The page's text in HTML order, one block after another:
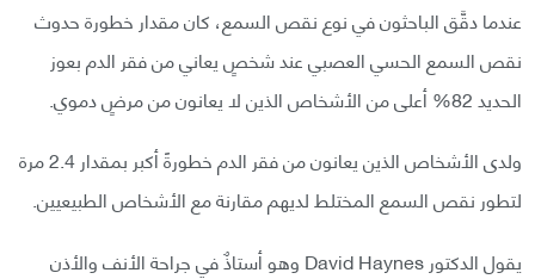
عندما دقَّق الباحثون في نوع نقص السمع، كان مقدار خطورة حدوث
نقص السمع الحسي العصبي عند شخصٍ يعاني من فقر الدم بعوز
الحديد 82% أعلى من الأشخاص الذين لا يعانون من مرضٍ دموي.
ولدى الأشخاص الذين يعانون من فقر الدم خطورةً أكبر بمقدار 2.4 مرة
لتطور نقص السمع المختلط لديهم مقارنة مع الأشخاص الطبيعيين.
يقول الدكتور David Haynes وهو أستاذٌ في جراحة الأنف والأذن